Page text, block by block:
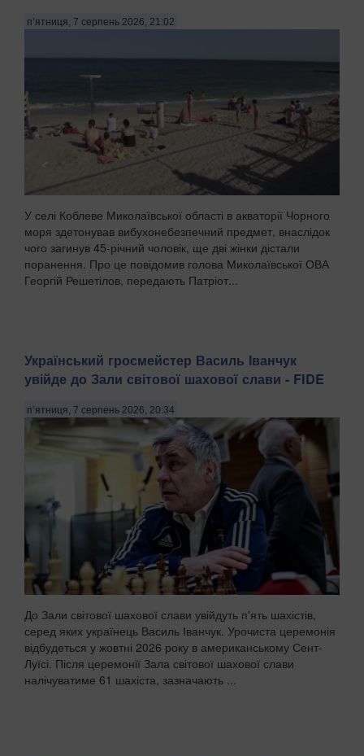
п’ятниця, 7 серпень 2026, 21:02
У селі Коблеве Миколаївської області в акваторії Чорного
моря здетонував вибухонебезпечний предмет, внаслідок
чого загинув 45-річний чоловік, ще дві жінки дістали
поранення. Про це повідомив голова Миколаївської ОВА
Георгій Решетілов, передають Патріот...
Український гросмейстер Василь Іванчук
увійде до Зали світової шахової слави - FIDE
п’ятниця, 7 серпень 2026, 20:34
До Зали світової шахової слави увійдуть п'ять шахістів,
серед яких українець Василь Іванчук. Урочиста церемонія
відбудеться у жовтні 2026 року в американському Сент-
Луїсі. Після церемонії Зала світової шахової слави
налічуватиме 61 шахіста, зазначають ...